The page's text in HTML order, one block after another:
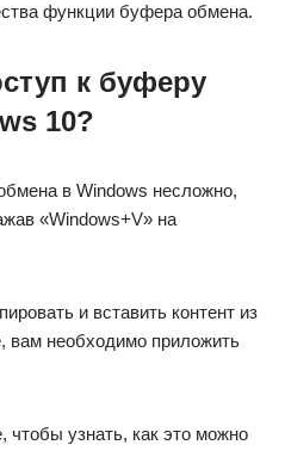
функции буфера обмена.
к буферу
10?
в Windows несложно,
«Windows+V» на
и вставить контент из
вам необходимо приложить
чтобы узнать, как это можно